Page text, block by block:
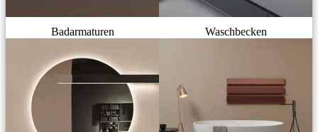
Badarmaturen Waschbecken